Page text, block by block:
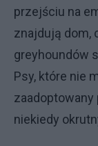
przejściu na
znajdują dom,
greyhoundów
Psy, które nie
niekiedy